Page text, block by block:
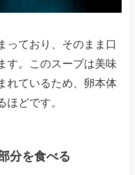
っており、そのまま口
す。このスープは美味
れているため、卵本体
ほどです。
分を食べる